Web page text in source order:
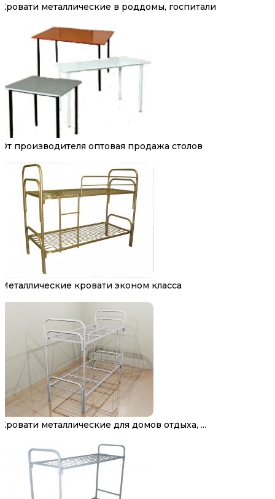
Кровати металлические в роддомы, госпитали
От производителя оптовая продажа столов
Металлические кровати эконом класса
Кровати металлические для домов отдыха, ...